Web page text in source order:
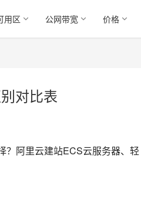
用区 公网带宽 价格
对比表
？阿里云建站ECS云服务器、轻